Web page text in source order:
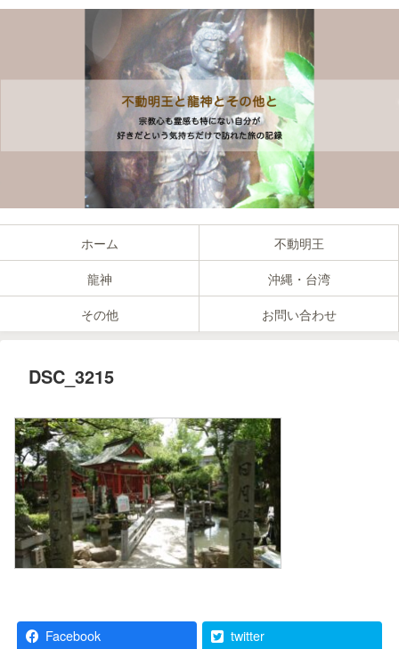
ホーム
不動明王
龍神
沖縄・台湾
その他
お問い合わせ
DSC_3215
Facebook twitter